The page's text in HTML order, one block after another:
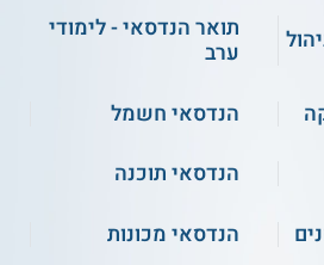
טבעי אנגלית טכנית
מכניקה טכנית
טכנולוגיות ייצור
תואר הנדסאי - לימודי
ערב
הנדסאי חשמל
הנדסאי תוכנה
הנדסאי מכונות